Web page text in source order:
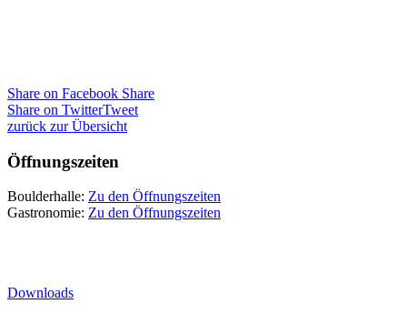
Share on Facebook Share
Share on TwitterTweet
zurück zur Übersicht
Öffnungszeiten
Boulderhalle: Zu den Öffnungszeiten
Gastronomie: Zu den Öffnungszeiten
Downloads